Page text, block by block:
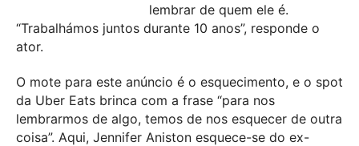
lembrar de quem ele é.
“Trabalhámos juntos durante 10 anos”, responde o
ator.
O mote para este anúncio é o esquecimento, e o spot
da Uber Eats brinca com a frase “para nos
lembrarmos de algo, temos de nos esquecer de outra
coisa”. Aqui, Jennifer Aniston esquece-se do ex-